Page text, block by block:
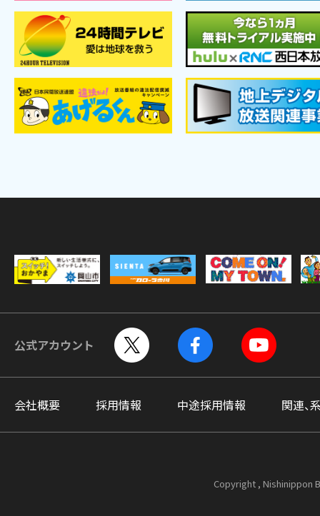
公式アカウント
会社概要 採用情報 中途採用情報 関連、
Copyright , Nishinippon